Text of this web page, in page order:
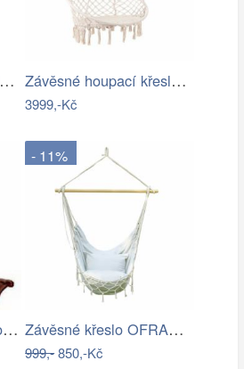
Závěsné houpací křeslo - AX Závěsné houpací křeslo ve stylu hipís -…
3999,-Kč
Luxusní houpací křeslo - EL
- 11%
Závěsné křeslo OFRAME Tempo Kondela
999,-850,-Kč